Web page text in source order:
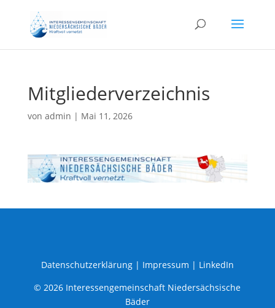
Mitgliederverzeichnis
von admin | Mai 11, 2026
Datenschutzerklärung | Impressum | LinkedIn
© 2026 Interessengemeinschaft Niedersächsische
Bäder